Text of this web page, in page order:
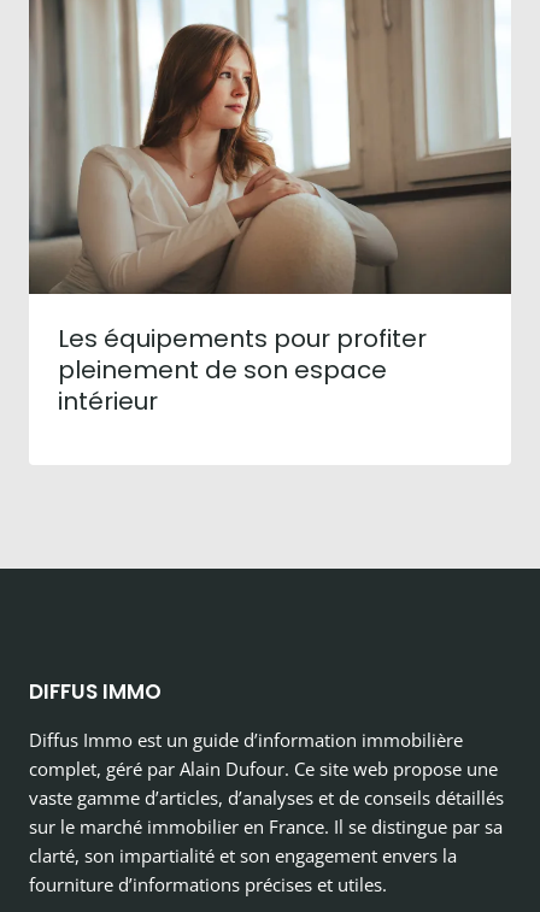
Les équipements pour profiter
pleinement de son espace
intérieur
DIFFUS IMMO
Diffus Immo est un guide d’information immobilière
complet, géré par Alain Dufour. Ce site web propose une
vaste gamme d’articles, d’analyses et de conseils détaillés
sur le marché immobilier en France. Il se distingue par sa
clarté, son impartialité et son engagement envers la
fourniture d’informations précises et utiles.